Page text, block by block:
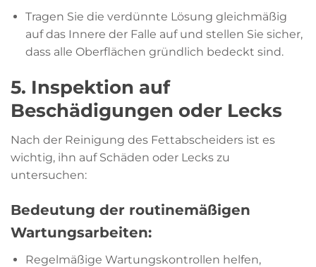
Tragen Sie die verdünnte Lösung gleichmäßig
auf das Innere der Falle auf und stellen Sie sicher,
dass alle Oberflächen gründlich bedeckt sind.
5. Inspektion auf
Beschädigungen oder Lecks
Nach der Reinigung des Fettabscheiders ist es
wichtig, ihn auf Schäden oder Lecks zu
untersuchen:
Bedeutung der routinemäßigen
Wartungsarbeiten:
Regelmäßige Wartungskontrollen helfen,